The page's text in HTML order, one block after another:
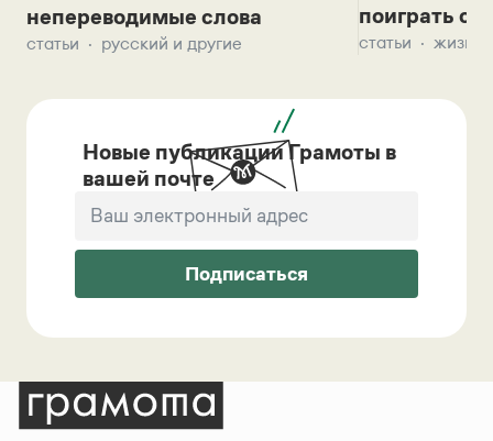
непереводимые слова
статьи русский и другие
поиграть с
статьи жизнь
Новые публикации Грамоты в
вашей почте
Подписаться